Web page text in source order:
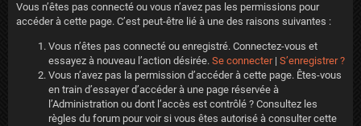
Vous n’êtes pas connecté ou vous n’avez pas les permissions pour
accéder à cette page. C’est peut-être lié à une des raisons suivantes :
Vous n’êtes pas connecté ou enregistré. Connectez-vous et
essayez à nouveau l’action désirée. Se connecter| S’enregistrer ?
Vous n’avez pas la permission d’accéder à cette page. Êtes-vous
en train d’essayer d’accéder à une page réservée à
l’Administration ou dont l’accès est contrôlé ? Consultez les
règles du forum pour voir si vous êtes autorisé à consulter cette